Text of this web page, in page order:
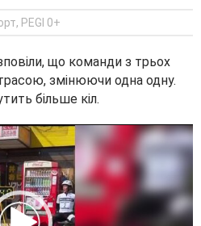
, PEGI 0+
що команди з трьох
змінюючи одна одну.
більше кіл.